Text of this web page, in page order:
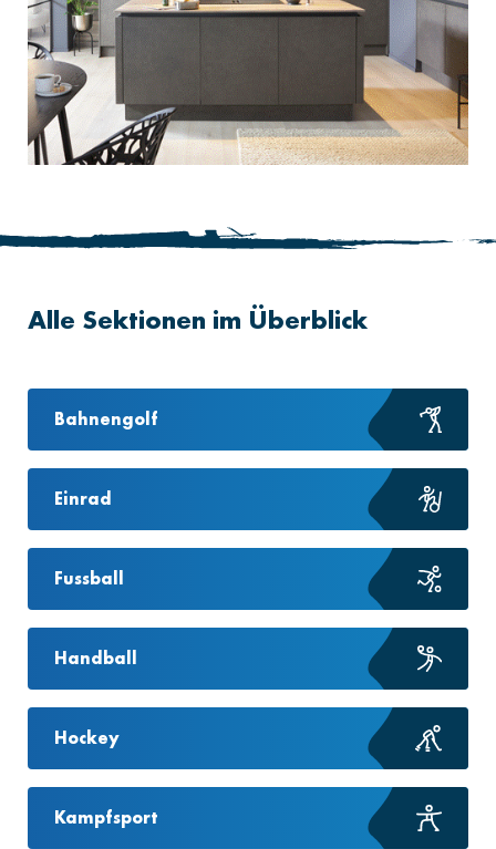
Alle Sektionen im Überblick
Bahnengolf
Einrad
Fussball
Handball
Hockey
Kampfsport